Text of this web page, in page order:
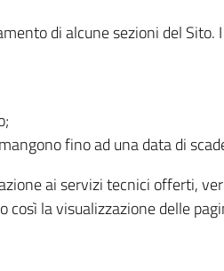
di alcune sezioni del
fino ad una data di
ai servizi tecnici offerti,
la visualizzazione delle